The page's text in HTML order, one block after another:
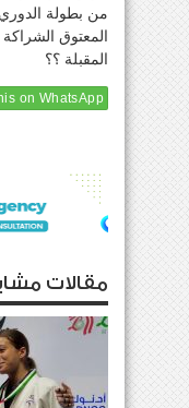
من بطولة
المعتوق
المقبلة ؟؟
on WhatsApp
مقالات